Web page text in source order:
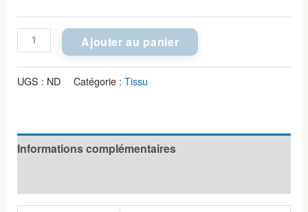
quantité
de
Coton
Ajouter au panier
UGS : ND Catégorie : Tissu
Informations complémentaires